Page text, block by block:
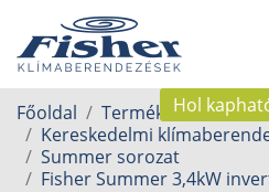
Hol
Főoldal
Termékek
Kereskedelmi
Summer sorozat
Fisher Summer 3,4kW